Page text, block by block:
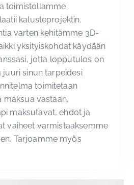
toimistollamme
kalusteprojektin.
varten kehitämme 3D-
yksityiskohdat käydään
jotta lopputulos on
juuri sinun tarpeidesi
toimitetaan
maksua vastaan.
maksutavat, ehdot ja
vaiheet varmistaaksemme
Tarjoamme myös